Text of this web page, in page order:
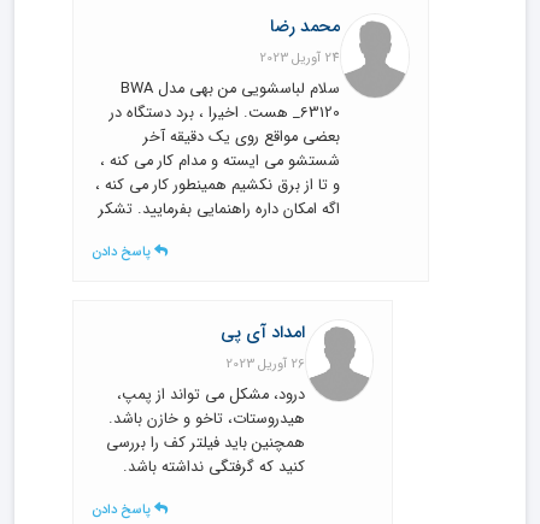
محمد رضا
24 آوریل 2023
سلام لباسشویی من بهی مدل BWA
_63120 هست. اخیرا ، برد دستگاه در
بعضی مواقع روی یک دقیقه آخر
شستشو می ایسته و مدام کار می کنه ،
و تا از برق نکشیم همینطور کار می کنه ،
اگه امکان داره راهنمایی بفرمایید. تشکر
پاسخ دادن
امداد آی پی
26 آوریل 2023
درود، مشکل می تواند از پمپ،
هیدروستات، تاخو و خازن باشد.
همچنین باید فیلتر کف را بررسی
کنید که گرفتگی نداشته باشد.
پاسخ دادن